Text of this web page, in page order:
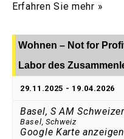
Erfahren Sie mehr »
Wohnen – Not for
Labor des
29.11.2025 - 19.04.2026
Basel, S AM
Basel, Schweiz
Google Karte anzeigen